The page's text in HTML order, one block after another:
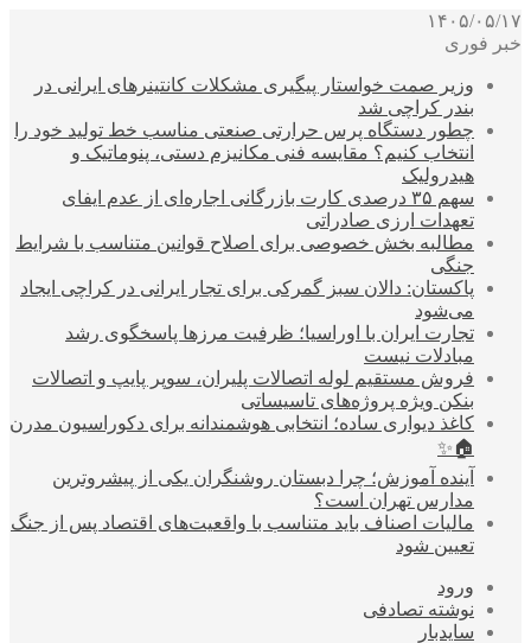
۱۴۰۵/۰۵/۱۷
خبر فوری
وزیر صمت خواستار پیگیری مشکلات کانتینرهای ایرانی در
بندر کراچی شد
چطور دستگاه پرس حرارتی صنعتی مناسب خط تولید خود را
انتخاب کنیم؟ مقایسه فنی مکانیزم دستی، پنوماتیک و
هیدرولیک
سهم ۳۵ درصدی کارت بازرگانی اجاره‌ای از عدم ایفای
تعهدات ارزی صادراتی
مطالبه بخش خصوصی برای اصلاح قوانین متناسب با شرایط
جنگی
پاکستان: دالان سبز گمرکی برای تجار ایرانی در کراچی ایجاد
می‌شود
تجارت ایران با اوراسیا؛ ظرفیت مرزها پاسخگوی رشد
مبادلات نیست
فروش مستقیم لوله اتصالات پلیران، سوپر پایپ و اتصالات
بنکن ویژه پروژه‌های تاسیساتی
کاغذ دیواری ساده؛ انتخابی هوشمندانه برای دکوراسیون مدرن
🏠✨
آینده آموزش؛ چرا دبستان روشنگران یکی از پیشروترین
مدارس تهران است؟
مالیات اصناف باید متناسب با واقعیت‌های اقتصاد پس از جنگ
تعیین شود
ورود
نوشته تصادفی
سایدبار